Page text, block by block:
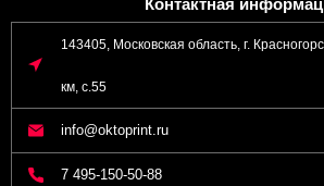
Контактная
143405, Московская область, г.
км, с.55
info@oktoprint.ru
7 495-150-50-88